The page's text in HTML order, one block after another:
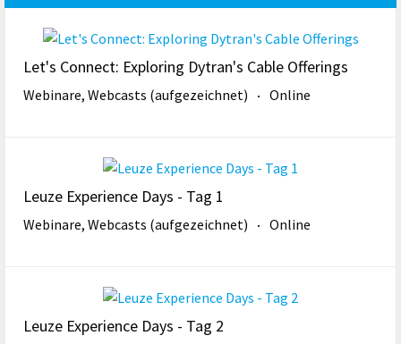
Let's Connect: Exploring Dytran's Cable Offerings
Webinare, Webcasts (aufgezeichnet) Online
Leuze Experience Days - Tag 1
Webinare, Webcasts (aufgezeichnet) Online
Leuze Experience Days - Tag 2